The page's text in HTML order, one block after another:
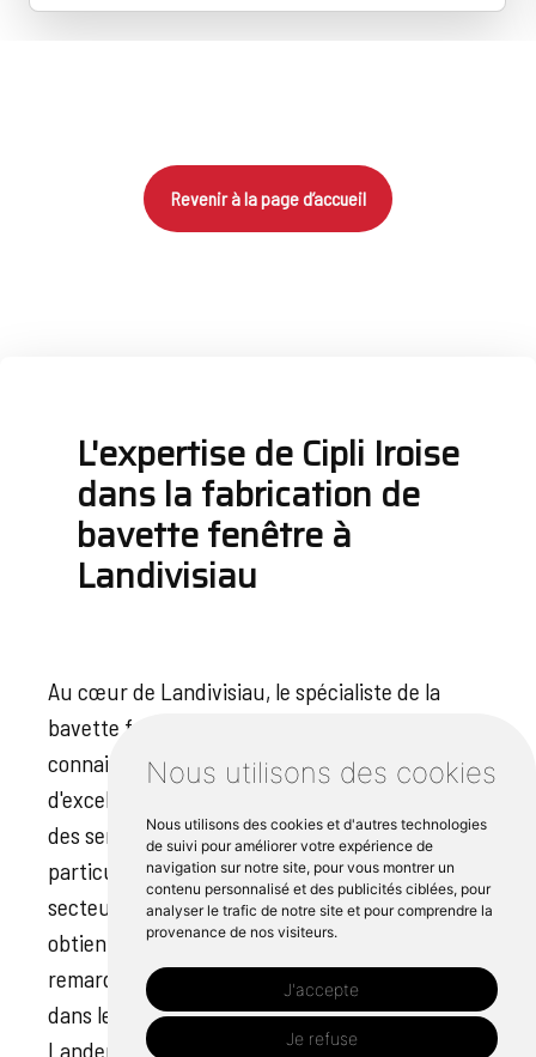
Nous utilisons des cookies
Nous utilisons des cookies et d'autres technologies
de suivi pour améliorer votre expérience de
navigation sur notre site, pour vous montrer un
contenu personnalisé et des publicités ciblées, pour
analyser le trafic de notre site et pour comprendre la
provenance de nos visiteurs.
J'accepte
Je refuse
Revenir à la page d’accueil
L'expertise de Cipli Iroise
dans la fabrication de
bavette fenêtre à
Landivisiau
Au cœur de Landivisiau, le spécialiste de la
bavette fenêtre, Cipli Iroise, possède une
connaissance approfondie de la fabrication
d'excellence. Nous nous engageons à fournir
des services solides aux professionnels et aux
particuliers, en repoussant les limites du
secteur de la bavette fenêtre. Notre équipe
obtient régulièrement des résultats
remarquables, établissant de nouvelles normes
dans le secteur à Saint-Finistere, Plouedern et
Landerneau. Nos techniques de pliage